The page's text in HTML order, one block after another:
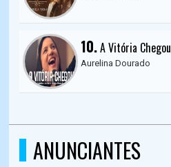
10.A Vitória Chegou
Aurelina Dourado
ANUNCIANTES